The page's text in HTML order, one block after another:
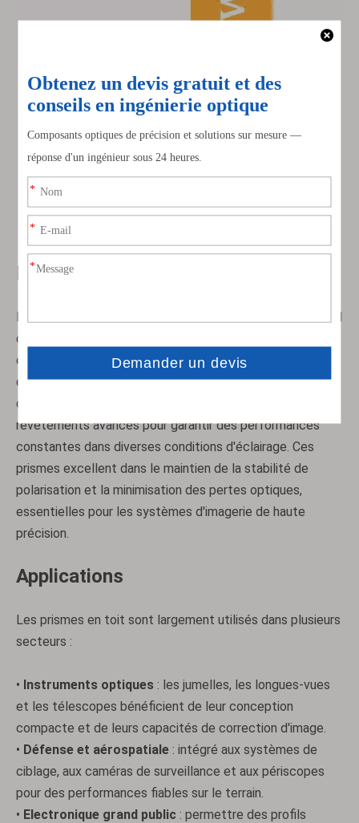
Principales fonctionnalités
La structure unique du toit élimine le retournement latéral
de l'image, courant dans les prismes conventionnels,
conservant ainsi une orientation visuelle correcte sans
compromettre la compacité de l'appareil. La technologie
de réflexion interne totale (TIR) ​​est complétée par des
revêtements avancés pour garantir des performances
constantes dans diverses conditions d'éclairage. Ces
prismes excellent dans le maintien de la stabilité de
polarisation et la minimisation des pertes optiques,
essentielles pour les systèmes d'imagerie de haute
précision.
Applications
Les prismes en toit sont largement utilisés dans plusieurs
secteurs :
• Instruments optiques : les jumelles, les longues-vues
et les télescopes bénéficient de leur conception
compacte et de leurs capacités de correction d'image.
• Défense et aérospatiale : intégré aux systèmes de
ciblage, aux caméras de surveillance et aux périscopes
pour des performances fiables sur le terrain.
• Electronique grand public : permettre des profils
Prismes rhomboïdes